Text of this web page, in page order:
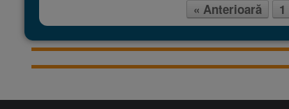
Post navigation
« Anterioară 1